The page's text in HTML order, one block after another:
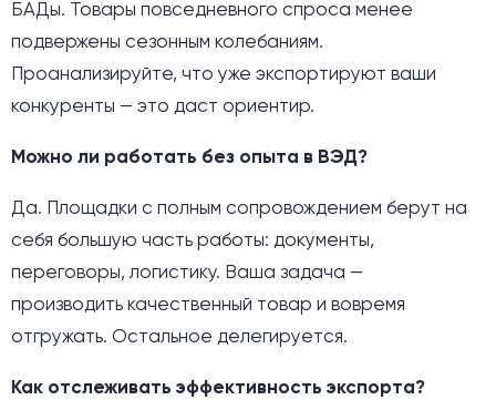
БАДы. Товары повседневного спроса менее
подвержены сезонным колебаниям.
Проанализируйте, что уже экспортируют ваши
конкуренты — это даст ориентир.
Можно ли работать без опыта в ВЭД?
Да. Площадки с полным сопровождением берут на
себя большую часть работы: документы,
переговоры, логистику. Ваша задача —
производить качественный товар и вовремя
отгружать. Остальное делегируется.
Как отслеживать эффективность экспорта?